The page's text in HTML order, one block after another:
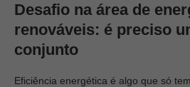
Desafio na área de
renováveis: é preciso
conjunto
Eficiência energética é algo que só